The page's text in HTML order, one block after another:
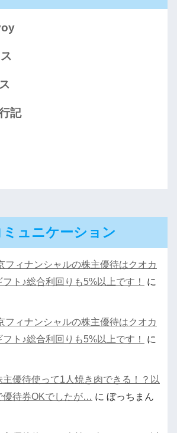
記
ュニケーション
フィナンシャルの株主優待はクオカ
ト♪総合利回りも5%以上です！
に
フィナンシャルの株主優待はクオカ
ト♪総合利回りも5%以上です！
に
優待使って1人焼き肉できる！？以
優待券OKでしたが… に ぼっちまん